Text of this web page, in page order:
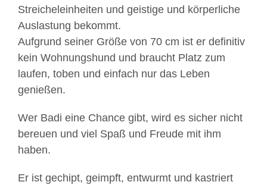
Streicheleinheiten und geistige und körperliche
Auslastung bekommt.
Aufgrund seiner Größe von 70 cm ist er definitiv
kein Wohnungshund und braucht Platz zum
laufen, toben und einfach nur das Leben
genießen.
Wer Badi eine Chance gibt, wird es sicher nicht
bereuen und viel Spaß und Freude mit ihm
haben.
Er ist gechipt, geimpft, entwurmt und kastriert